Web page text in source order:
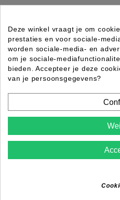
SIBEL MAATKAM CARBON
Rating forQuality
Please choose a
Title of your review
Enim quis fugiat
occaecat deserunt aliquip
Deze winkel vraagt je om
prestaties en voor sociale-
worden sociale-media- en
om je sociale-
bieden. Accepteer je deze
van je persoonsgegevens?